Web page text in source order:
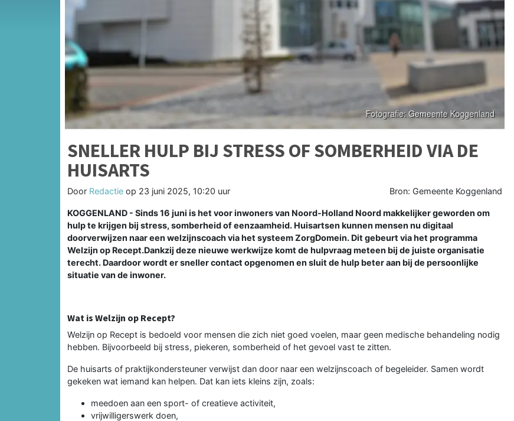
SNELLER HULP BIJ STRESS OF SOMBERHEID VIA DE
HUISARTS
Door Redactie op 23 juni 2025, 10:20 uur Bron: Gemeente Koggenland
KOGGENLAND - Sinds 16 juni is het voor inwoners van Noord-Holland Noord makkelijker geworden om
hulp te krijgen bij stress, somberheid of eenzaamheid. Huisartsen kunnen mensen nu digitaal
doorverwijzen naar een welzijnscoach via het systeem ZorgDomein. Dit gebeurt via het programma
Welzijn op Recept.Dankzij deze nieuwe werkwijze komt de hulpvraag meteen bij de juiste organisatie
terecht. Daardoor wordt er sneller contact opgenomen en sluit de hulp beter aan bij de persoonlijke
situatie van de inwoner.
Wat is Welzijn op Recept?
Welzijn op Recept is bedoeld voor mensen die zich niet goed voelen, maar geen medische behandeling nodig
hebben. Bijvoorbeeld bij stress, piekeren, somberheid of het gevoel vast te zitten.
De huisarts of praktijkondersteuner verwijst dan door naar een welzijnscoach of begeleider. Samen wordt
gekeken wat iemand kan helpen. Dat kan iets kleins zijn, zoals:
meedoen aan een sport- of creatieve activiteit,
vrijwilligerswerk doen,